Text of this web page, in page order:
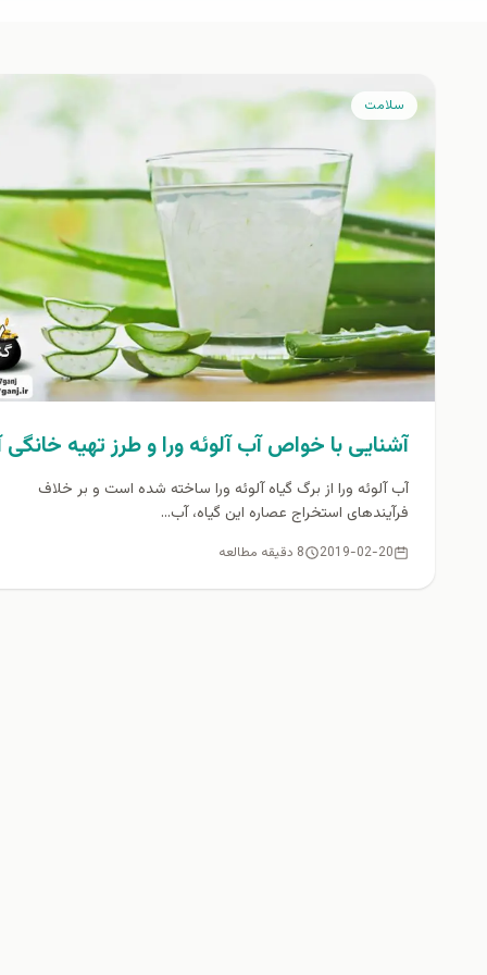
سلامت
آشنایی با خواص آب آلوئه ورا و طرز تهیه خانگی
آب آلوئه ورا از برگ گیاه آلوئه ورا ساخته شده است و بر خلاف
فرآیندهای استخراج عصاره این گیاه، آب...
2019-02-20 8 دقیقه مطالعه